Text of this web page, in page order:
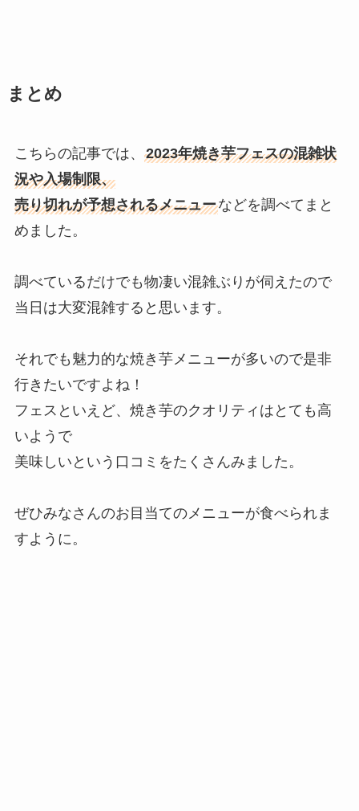
まとめ
こちらの記事では、 2023年焼き芋フェスの混雑状
況や入場制限、
売り切れが予想されるメニューなどを調べてまと
めました。
調べているだけでも物凄い混雑ぶりが伺えたので
当日は大変混雑すると思います。
それでも魅力的な焼き芋メニューが多いので是非
行きたいですよね！
フェスといえど、焼き芋のクオリティはとても高
いようで
美味しいという口コミをたくさんみました。
ぜひみなさんのお目当てのメニューが食べられま
すように。